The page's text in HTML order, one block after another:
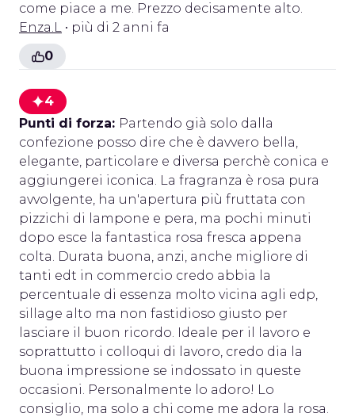
come piace a me. Prezzo decisamente alto.
Enza.L • più di 2 anni fa
0
4
Punti di forza: Partendo già solo dalla
confezione posso dire che è davvero bella,
elegante, particolare e diversa perchè conica e
aggiungerei iconica. La fragranza è rosa pura
avvolgente, ha un'apertura più fruttata con
pizzichi di lampone e pera, ma pochi minuti
dopo esce la fantastica rosa fresca appena
colta. Durata buona, anzi, anche migliore di
tanti edt in commercio credo abbia la
percentuale di essenza molto vicina agli edp,
sillage alto ma non fastidioso giusto per
lasciare il buon ricordo. Ideale per il lavoro e
soprattutto i colloqui di lavoro, credo dia la
buona impressione se indossato in queste
occasioni. Personalmente lo adoro! Lo
consiglio, ma solo a chi come me adora la rosa.